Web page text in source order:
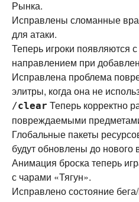
Рынка.
Исправлены сломанные
для атаки.
Теперь игроки появляются
направлением при
Исправлена проблема
элитры, когда она не
/clear Теперь корректно
повреждаемыми
Глобальные пакеты
будут обновлены до нового
Анимация броска теперь
с чарами «Тягун».
Исправлено состояние